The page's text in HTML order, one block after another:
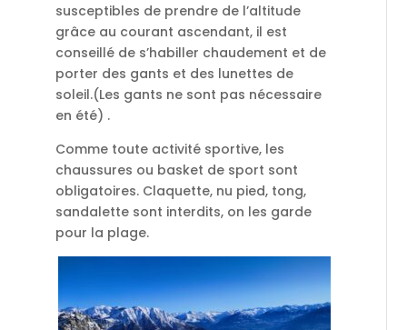
susceptibles de prendre de l’altitude
grâce au courant ascendant, il est
conseillé de s’habiller chaudement et de
porter des gants et des lunettes de
soleil.(Les gants ne sont pas nécessaire
en été) .
Comme toute activité sportive, les
chaussures ou basket de sport sont
obligatoires. Claquette, nu pied, tong,
sandalette sont interdits, on les garde
pour la plage.